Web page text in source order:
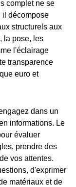
complet ne se
il décompose
structurels aux
la pose, les
l'éclairage
transparence
euro et
dans un
informations. Le
évaluer
prendre des
vos attentes.
d'exprimer
matériaux et de